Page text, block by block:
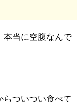
本当に空腹なんで
らついつい食べて